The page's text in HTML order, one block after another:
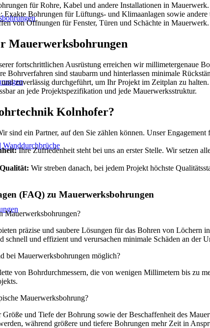
Wanddurchbrüche
für Rohre, Kabel und andere Installationen in Mauerwerk.
: Exakte Bohrungen für Lüftungs- und Klimaanlagen sowie
von Öffnungen für Fenster, Türen und Schächte in Mauerwerk.
Mauerwerksbohrungen
fortschrittlichen Ausrüstung erreichen wir millimetergenaue
Bohrverfahren sind staubarm und hinterlassen minimale
zuverlässig durchgeführt, um Ihr Projekt im Zeitplan zu halten.
an jede Projektspezifikation und jede Mauerwerksstruktur.
Kolnhofer?
sind ein Partner, auf den Sie zählen können. Unser
Ihre Zufriedenheit steht bei uns an erster Stelle. Wir setzen
Wir streben danach, bei jedem Projekt höchste
(FAQ) zu Mauerwerksbohrungen
Mauerwerksbohrungen?
präzise und saubere Lösungen für das Bohren von Löchern
schnell und effizient und verursachen minimale Schäden an der
bei Mauerwerksbohrungen möglich?
von Bohrdurchmessern, die von wenigen Millimetern bis zu
Mauerwerksbohrung?
und Tiefe der Bohrung sowie der Beschaffenheit des
während größere und tiefere Bohrungen mehr Zeit in